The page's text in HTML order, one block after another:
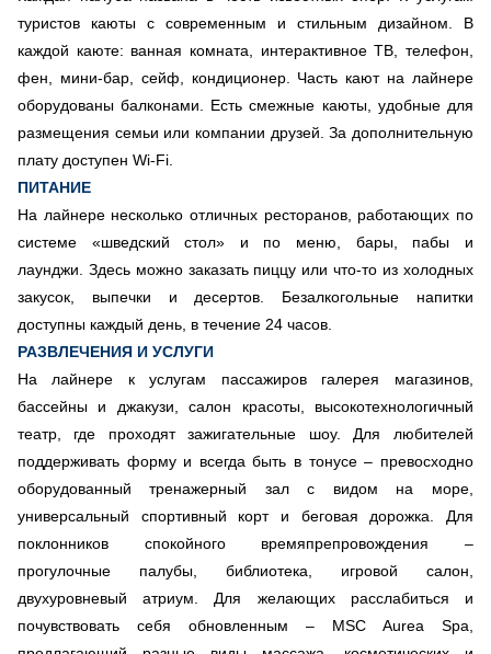
туристов каюты с современным и стильным дизайном. В
каждой каюте: ванная комната, интерактивное ТВ, телефон,
фен, мини-бар, сейф, кондиционер. Часть кают на лайнере
оборудованы балконами. Есть смежные каюты, удобные для
размещения семьи или компании друзей. За дополнительную
плату доступен Wi-Fi.
ПИТАНИЕ
На лайнере несколько отличных ресторанов, работающих по
системе «шведский стол» и по меню, бары, пабы и
лаунджи. Здесь можно заказать пиццу или что-то из холодных
закусок, выпечки и десертов. Безалкогольные напитки
доступны каждый день, в течение 24 часов.
РАЗВЛЕЧЕНИЯ И УСЛУГИ
На лайнере к услугам пассажиров галерея магазинов,
бассейны и джакузи, салон красоты, высокотехнологичный
театр, где проходят зажигательные шоу. Для любителей
поддерживать форму и всегда быть в тонусе – превосходно
оборудованный тренажерный зал с видом на море,
универсальный спортивный корт и беговая дорожка. Для
поклонников спокойного времяпрепровождения –
прогулочные палубы, библиотека, игровой салон,
двухуровневый атриум. Для желающих расслабиться и
почувствовать себя обновленным – MSC Aurea Spa,